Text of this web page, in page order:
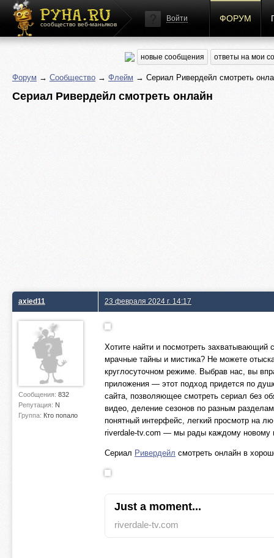
сообщество веб-маньяков
Войти ФОРУМ
новые сообщения ответы на мои
Форум → Сообщество → Флейм → Сериал Ривердейл смотреть
Сериал Ривердейл смотреть онлайн
axied11
Сообщения: 832
Репутация: N
Группа: Кто попало
23 февраля 2024 г. 14:17
Хотите найти и посмотреть захватывающий
мрачные тайны и мистика? Не можете
круглосуточном режиме. Выбрав нас, вы
приложения — этот подход придется по
сайта, позволяющее смотреть сериал без
видео, деление сезонов по разным
понятный интерфейс, легкий просмотр на
riverdale-tv.com — мы рады каждому новому
Сериал Ривердейл смотреть онлайн в
Just a moment...
riverdale-tv.com